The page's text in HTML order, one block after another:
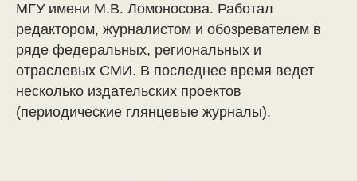
МГУ имени М.В. Ломоносова. Работал
редактором, журналистом и обозревателем в
ряде федеральных, региональных и
отраслевых СМИ. В последнее время ведет
несколько издательских проектов
(периодические глянцевые журналы).